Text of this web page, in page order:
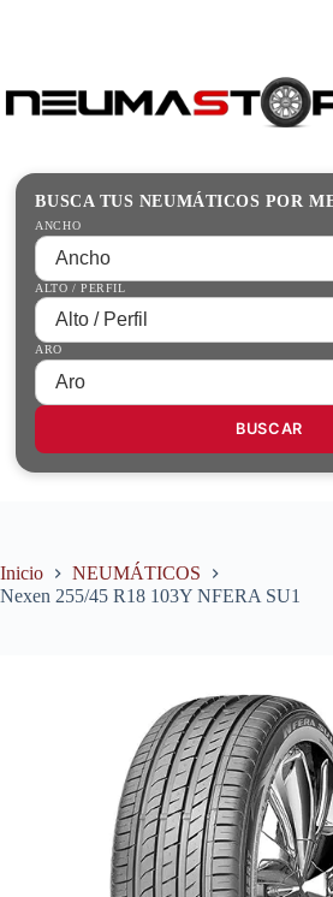
productosInicio
Guías Prácticas
Tienda
BUSCA TUS NEUMÁTICOS POR
ANCHO
ALTO / PERFIL
ARO
BUSCAR
Inicio
NEUMÁTICOS
Nexen 255/45 R18 103Y NFERA SU1